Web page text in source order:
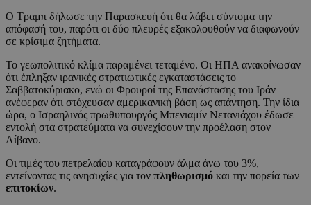
Ο Τραμπ δήλωσε την Παρασκευή ότι θα λάβει σύντομα την
απόφασή του, παρότι οι δύο πλευρές εξακολουθούν να διαφωνούν
σε κρίσιμα ζητήματα.
Το γεωπολιτικό κλίμα παραμένει τεταμένο. Οι ΗΠΑ ανακοίνωσαν
ότι έπληξαν ιρανικές στρατιωτικές εγκαταστάσεις το
Σαββατοκύριακο, ενώ οι Φρουροί της Επανάστασης του Ιράν
ανέφεραν ότι στόχευσαν αμερικανική βάση ως απάντηση. Την ίδια
ώρα, ο Ισραηλινός πρωθυπουργός Μπενιαμίν Νετανιάχου έδωσε
εντολή στα στρατεύματα να συνεχίσουν την προέλαση στον
Λίβανο.
Οι τιμές του πετρελαίου καταγράφουν άλμα άνω του 3%,
εντείνοντας τις ανησυχίες για τον πληθωρισμό και την πορεία των
επιτοκίων.